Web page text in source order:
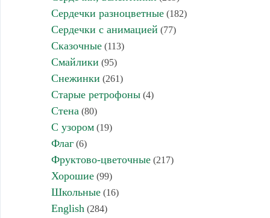
Сердечки разноцветные(182)
Сердечки с анимацией (77)
Сказочные(113)
Смайлики (95)
Снежинки (261)
Старые ретрофоны(4)
Стена (80)
С узором(19)
Флаг(6)
Фруктово-цветочные(217)
Хорошие(99)
Школьные(16)
English (284)